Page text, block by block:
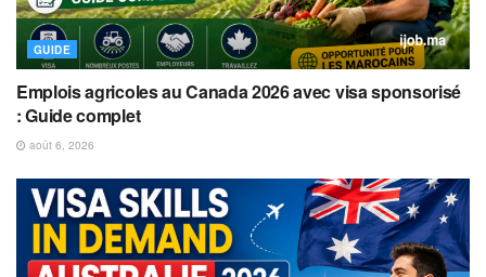
GUIDE
Emplois agricoles au Canada 2026 avec visa sponsorisé
: Guide complet
août 6, 2026